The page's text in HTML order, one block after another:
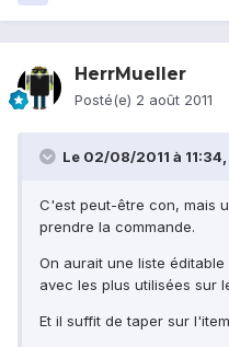
HerrMueller
Posté(e) 2 août 2011
Le 02/08/2011 à
C'est peut-être con, mais
prendre la commande.
On aurait une liste
avec les plus utilisées sur
Et il suffit de taper sur